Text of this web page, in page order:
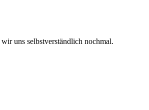
uns selbstverständlich nochmal.